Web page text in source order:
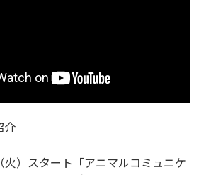
介
火）スタート「アニマルコミュニケ